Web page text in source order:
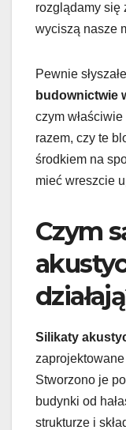
rozglądamy się
wyciszą nasze
Pewnie
budownictwie
czym
razem, czy te
środkiem na
mieć wreszcie
Czym
Silikaty
Stworzono je
budynki od
strukturze i